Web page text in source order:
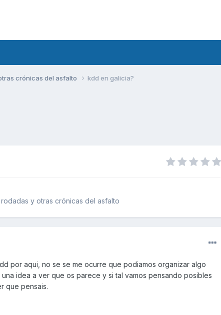
crónicas del asfalto kdd en galicia?
y otras crónicas del asfalto
por aqui, no se se me ocurre que podiamos organizar algo
idea a ver que os parece y si tal vamos pensando posibles
que pensais.